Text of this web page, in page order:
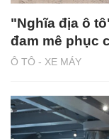
Ô TÔ - XE MÁY
"Nghĩa địa ô
đam mê phục